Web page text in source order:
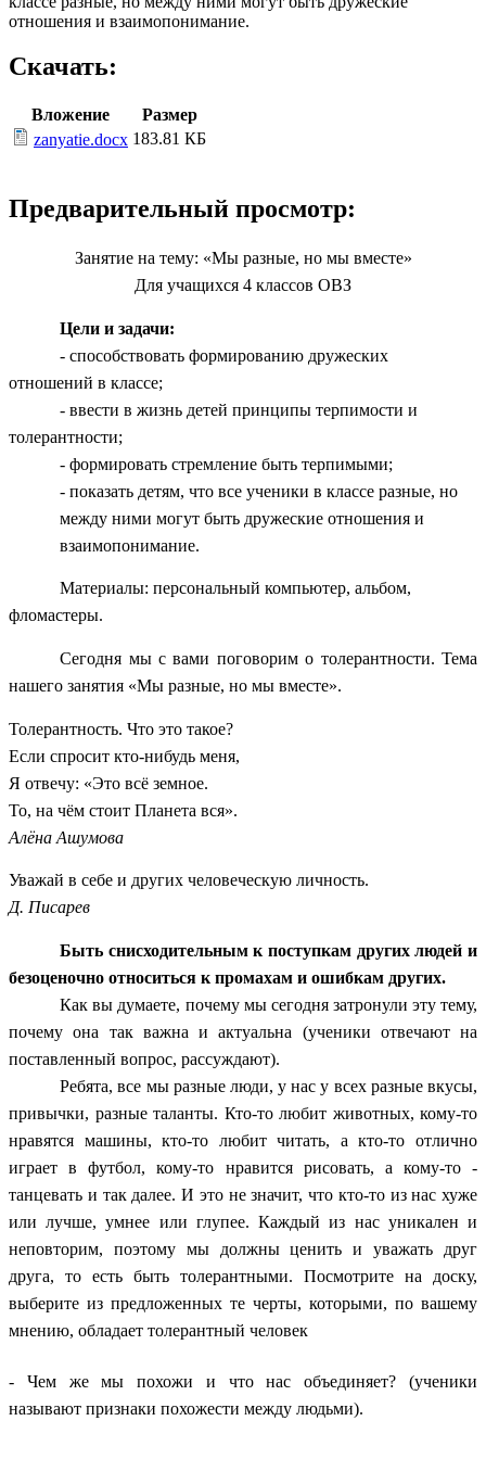
отношения и взаимопонимание.
Скачать:
Вложение
Размер
zanyatie.docx 183.81 КБ
Предварительный просмотр:
Занятие на тему: «Мы разные, но мы вместе»
Для учащихся 4 классов ОВЗ
Цели и задачи:
- способствовать формированию дружеских
отношений в классе;
- ввести в жизнь детей принципы терпимости и
толерантности;
- формировать стремление быть терпимыми;
- показать детям, что все ученики в классе разные, но
между ними могут быть дружеские отношения и
взаимопонимание.
Материалы: персональный компьютер, альбом,
фломастеры.
Сегодня мы с вами поговорим о толерантности. Тема
нашего занятия «Мы разные, но мы вместе».
Толерантность. Что это такое?
Если спросит кто-нибудь меня,
Я отвечу: «Это всё земное.
То, на чём стоит Планета вся».
Алёна Ашумова
Уважай в себе и других человеческую личность.
Д. Писарев
Быть снисходительным к поступкам других людей и
безоценочно относиться к промахам и ошибкам других.
Как вы думаете, почему мы сегодня затронули эту тему,
почему она так важна и актуальна (ученики отвечают на
поставленный вопрос, рассуждают).
Ребята, все мы разные люди, у нас у всех разные вкусы,
привычки, разные таланты. Кто-то любит животных, кому-то
нравятся машины, кто-то любит читать, а кто-то отлично
играет в футбол, кому-то нравится рисовать, а кому-то -
танцевать и так далее. И это не значит, что кто-то из нас хуже
или лучше, умнее или глупее. Каждый из нас уникален и
неповторим, поэтому мы должны ценить и уважать друг
друга, то есть быть толерантными. Посмотрите на доску,
выберите из предложенных те черты, которыми, по вашему
мнению, обладает толерантный человек
- Чем же мы похожи и что нас объединяет? (ученики
называют признаки похожести между людьми).